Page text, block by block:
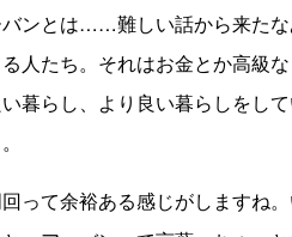
ンとは……難しい話から来たな
人たち。それはお金とか高級
暮らし、より良い暮らしをし
て余裕ある感じがしますね。